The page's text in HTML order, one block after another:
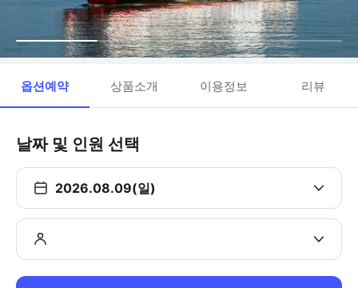
옵션예약 상품소개 이용정보 리뷰
날짜 및 인원 선택
2026.08.09(일)